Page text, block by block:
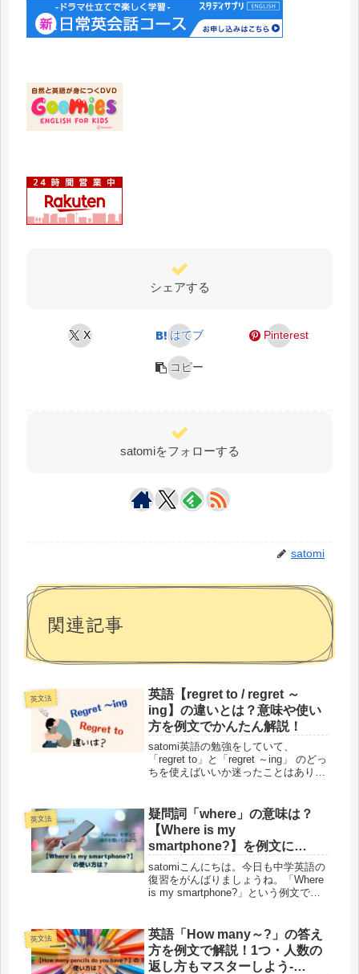
シェアする
X はてブ Pinterest
コピー
satomiをフォローする
satomi
関連記事
英文法
英語【regret to / regret ～
ing】の違いとは？意味や使い
方を例文でかんたん解説！
satomi英語の勉強をしていて、
「regret to」と「regret ～ing」 のどっ
ちを使えばいいか迷ったことはありま
ど、どういう意味なの...
英文法
疑問詞「where」の意味は？
【Where is my
smartphone?】を例文に
「Where is」と「Where are」
の違いや答え方を解説-
Lesson13
satomiこんにちは。今日も中学英語の
復習をがんばりましょうね。「Where
is my smartphone?」という例文で、
is」と「Where are」の...
英文法
英語「How many～?」の答え
方を例文で解説！1つ・人数の
返し方もマスターしよう-